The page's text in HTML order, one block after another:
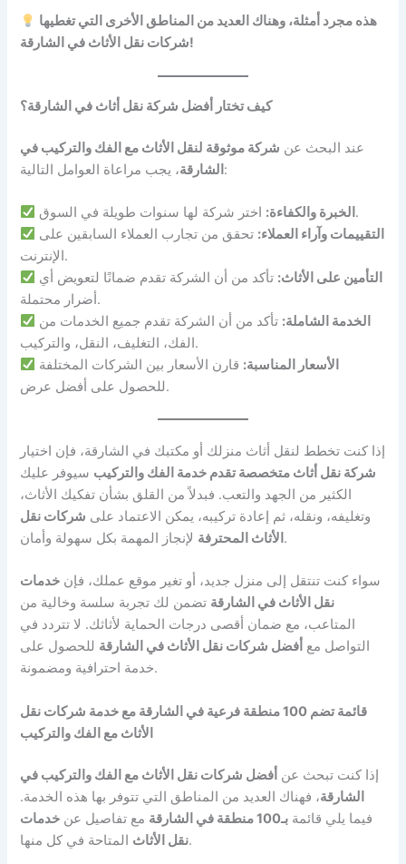
هذه مجرد أمثلة، وهناك العديد من المناطق الأخرى التي تغطيها
شركات نقل الأثاث في الشارقة!
كيف تختار أفضل شركة نقل أثاث في الشارقة؟
عند البحث عن شركة موثوقة لنقل الأثاث مع الفك والتركيب في
الشارقة ، يجب مراعاة العوامل التالية:
الخبرة والكفاءة: اختر شركة لها سنوات طويلة في السوق.
التقييمات وآراء العملاء: تحقق من تجارب العملاء السابقين على
الإنترنت.
التأمين على الأثاث: تأكد من أن الشركة تقدم ضمانًا لتعويض أي
أضرار محتملة.
الخدمة الشاملة: تأكد من أن الشركة تقدم جميع الخدمات من
الفك، التغليف، النقل، والتركيب.
الأسعار المناسبة: قارن الأسعار بين الشركات المختلفة
للحصول على أفضل عرض.
إذا كنت تخطط لنقل أثاث منزلك أو مكتبك في الشارقة، فإن اختيار
شركة نقل أثاث متخصصة تقدم خدمة الفك والتركيب سيوفر عليك
الكثير من الجهد والتعب. فبدلاً من القلق بشأن تفكيك الأثاث،
وتغليفه، ونقله، ثم إعادة تركيبه، يمكن الاعتماد على شركات نقل
الأثاث المحترفة لإنجاز المهمة بكل سهولة وأمان.
سواء كنت تنتقل إلى منزل جديد، أو تغير موقع عملك، فإن خدمات
نقل الأثاث في الشارقة تضمن لك تجربة سلسة وخالية من
المتاعب، مع ضمان أقصى درجات الحماية لأثاثك. لا تتردد في
التواصل مع أفضل شركات نقل الأثاث في الشارقة للحصول على
خدمة احترافية ومضمونة.
قائمة تضم 100 منطقة فرعية في الشارقة مع خدمة شركات نقل
الأثاث مع الفك والتركيب
إذا كنت تبحث عن أفضل شركات نقل الأثاث مع الفك والتركيب في
الشارقة، فهناك العديد من المناطق التي تتوفر بها هذه الخدمة.
فيما يلي قائمة بـ100 منطقة في الشارقة مع تفاصيل عن خدمات
نقل الأثاثالمتاحة في كل منها.